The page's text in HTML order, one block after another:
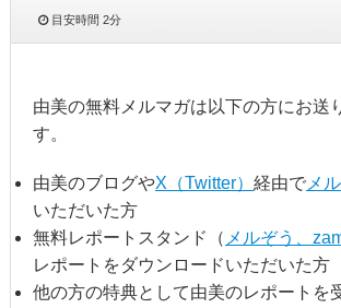
目安時間2分
由美の無料メルマガは以下の方にお送
す。
由美のブログやX（Twitter） 経由でメ
いただいた方
無料レポートスタンド（ メルぞう、
レポートをダウンロードいただいた方
他の方の特典として由美のレポートを